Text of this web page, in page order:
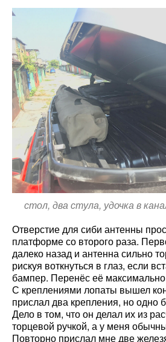
стол, два стула, удочка в
Отверстие для сиби антенны
платформе со второго раза.
далеко назад и антенна сильно
рискуя воткнуться в глаз, если
бампер. Перенёс её
С креплениями лопаты вышел
прислал два крепления, но одно
Дело в том, что он делал их из
торцевой ручкой, а у меня
Повторно прислал мне две